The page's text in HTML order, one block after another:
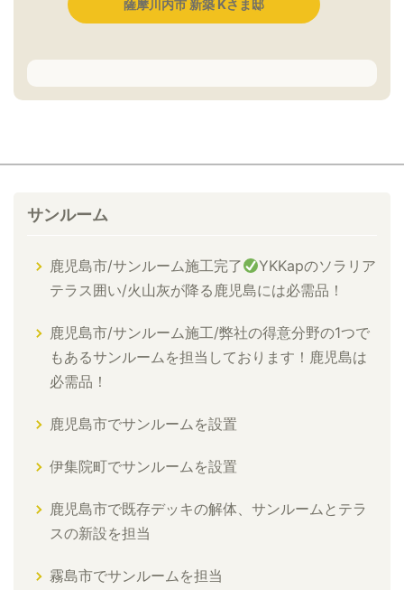
薩摩川内市 新築 Kさま邸
サンルーム
鹿児島市/サンルーム施工完了
YKKapのソラリア
テラス囲い/火山灰が降る鹿児島には必需品！
鹿児島市/サンルーム施工/弊社の得意分野の1つで
もあるサンルームを担当しております！鹿児島は
必需品！
鹿児島市でサンルームを設置
伊集院町でサンルームを設置
鹿児島市で既存デッキの解体、サンルームとテラ
スの新設を担当
霧島市でサンルームを担当